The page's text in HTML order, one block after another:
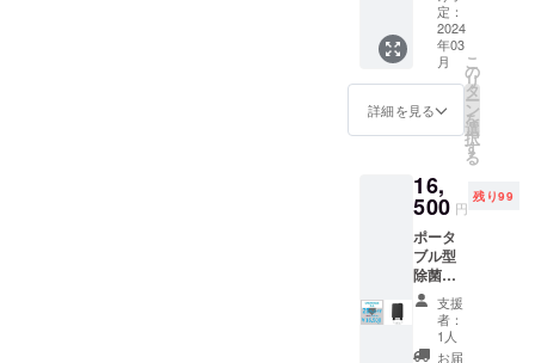
ナー
セット
×1 ・取
扱説明
書（保
証書添
保証書
取扱説
は保証
書が添
付され
ていま
す。保
証期間
はお買
本体：
光触媒
搭載
ポータ
ブル型
除菌脱
臭機 ・
性炭光
触媒
フィル
ター×１
個（本
体装着
済）​、
ACアダ
プター×
１個
定：
2024
年03
月
詳細を見る
こ
の
リ
タ
ー
ン
を
選
択
す
る
16,
500 円
残り99
ポータ
ブル型
除菌脱
臭機
【カ
ラー：
ブラッ
支援
者：
1人
お届